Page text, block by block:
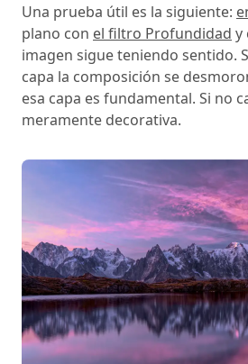
Una prueba útil es la siguiente:
plano con el filtro Profundidad y
imagen sigue teniendo sentido.
capa la composición se
esa capa es fundamental. Si no
meramente decorativa.